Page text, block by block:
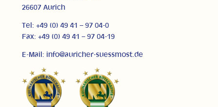
26607 Aurich
Tel: +49 (0) 49 41 – 97 04-0
Fax: +49 (0) 49 41 – 97 04-19
E-Mail: info@auricher-suessmost.de